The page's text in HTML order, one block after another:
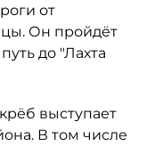
от
Он пройдёт
до "Лахта
выступает
В том числе